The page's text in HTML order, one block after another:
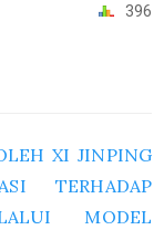
396
XI JINPING
TERHADAP
MODEL